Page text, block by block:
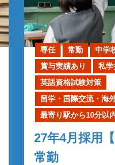
専任 常勤 中学
賞与実績あり
私学
英語資格試験対策
留学・国際交流・海
最寄り駅から10分以
27年4月採用
常勤